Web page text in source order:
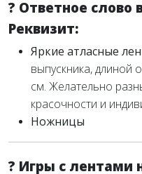
? Ответное слово
Реквизит:
Яркие атласные
выпускника, длиной
см. Желательно
красочности и
Ножницы
? Игры с лентами